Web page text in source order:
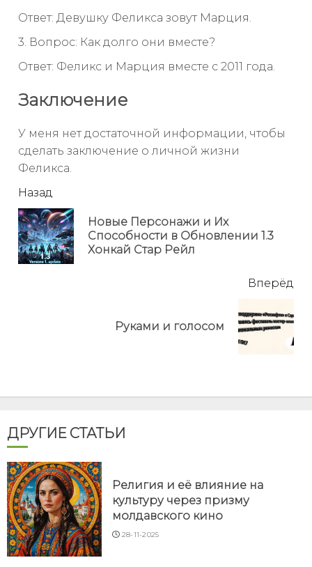
Ответ: Девушку Феликса зовут Марция.
3. Вопрос: Как долго они вместе?
Ответ: Феликс и Марция вместе с 2011 года.
Заключение
У меня нет достаточной информации, чтобы
сделать заключение о личной жизни
Феликса.
читать
еще
Назад
Новые Персонажи и Их
Способности в Обновлении 1.3
Хонкай Стар Рейл
Вперёд
Руками и голосом
ДРУГИЕ СТАТЬИ
Религия и её влияние на
культуру через призму
молдавского кино
28-11-2025